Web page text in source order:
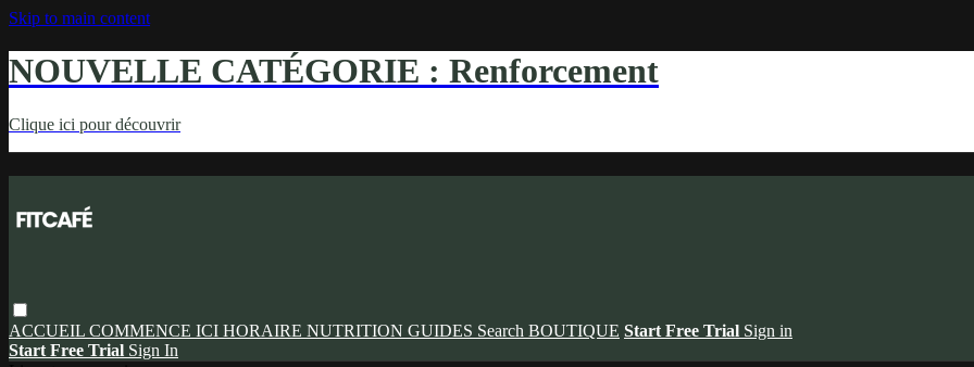
Skip to main content
NOUVELLE CATÉGORIE : Renforcement
Clique ici pour découvrir
ACCUEIL COMMENCE ICI HORAIRE NUTRITION GUIDES Search BOUTIQUE Start Free Trial Sign in
Start Free Trial Sign In